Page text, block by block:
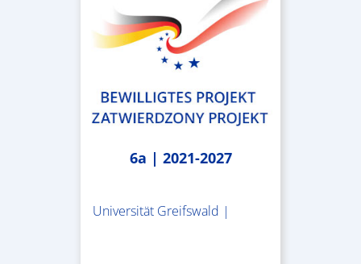
6a | 2021-2027
Universität Greifswald |